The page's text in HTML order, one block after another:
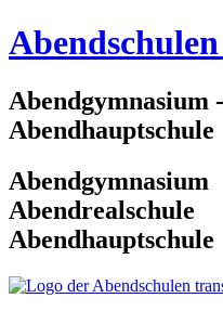
Zum
Inhalt
Abendgymnasium
Abendhauptschule
Abendgymnasium
Abendrealschule
Abendhauptschule